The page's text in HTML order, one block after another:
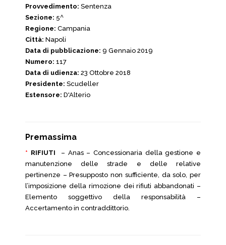
Provvedimento: Sentenza
Sezione: 5^
Regione: Campania
Città: Napoli
Data di pubblicazione: 9 Gennaio 2019
Numero: 117
Data di udienza: 23 Ottobre 2018
Presidente: Scudeller
Estensore: D'Alterio
Premassima
* RIFIUTI – Anas – Concessionaria della gestione e
manutenzione delle strade e delle relative
pertinenze – Presupposto non sufficiente, da solo, per
l’imposizione della rimozione dei rifiuti abbandonati –
Elemento soggettivo della responsabilità –
Accertamento in contraddittorio.